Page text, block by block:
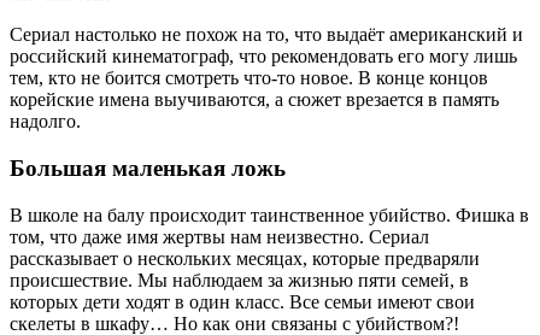
Сериал настолько не похож на то, что выдаёт американский и
российский кинематограф, что рекомендовать его могу лишь
тем, кто не боится смотреть что-то новое. В конце концов
корейские имена выучиваются, а сюжет врезается в память
надолго.
Большая маленькая ложь
В школе на балу происходит таинственное убийство. Фишка в
том, что даже имя жертвы нам неизвестно. Сериал
рассказывает о нескольких месяцах, которые предваряли
происшествие. Мы наблюдаем за жизнью пяти семей, в
которых дети ходят в один класс. Все семьи имеют свои
скелеты в шкафу… Но как они связаны с убийством?!